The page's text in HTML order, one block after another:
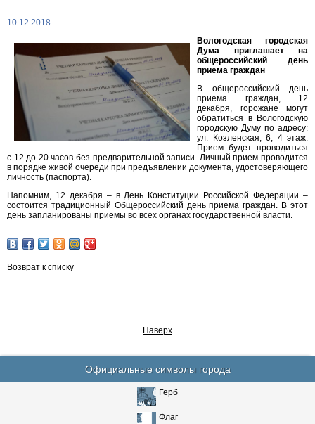
10.12.2018
Вологодская городская
Дума приглашает на
общероссийский день
приема граждан
В общероссийский день
приема граждан, 12
декабря, горожане могут
обратиться в Вологодскую
городскую Думу по адресу:
ул. Козленская, 6, 4 этаж.
Прием будет проводиться
с 12 до 20 часов без предварительной записи. Личный прием проводится
в порядке живой очереди при предъявлении документа, удостоверяющего
личность (паспорта).
Напомним, 12 декабря – в День Конституции Российской Федерации –
состоится традиционный Общероссийский день приема граждан. В этот
день запланированы приемы во всех органах государственной власти.
Возврат к списку
Наверх
Официальные символы города
Герб
Флаг